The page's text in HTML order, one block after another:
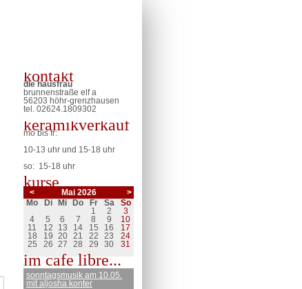
kontakt
die hausfrau
brunnenstraße elf a
56203 höhr-grenzhausen
tel. 02624. 1809302
keramikverkauf
mo bis fr:
10-13 uhr und 15-18 uhr
so: 15-18 uhr
kurse
< Mai 2026
>
Montag
Dienstag
Mittwoch
Donnerstag
Freitag
Samstag
Sonntag
1
2
3
4
5 6 7 8 9
10
11
12 13 14 15 16
17
18
19 20 21 22 23
24
25
26 27 28 29 30 31
im cafe libre...
sonntagsmusik am 10.05.
mit aljosha konter